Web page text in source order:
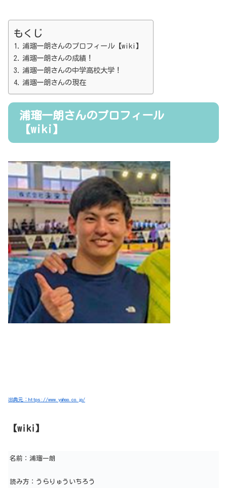
もくじ
浦瑠一朗さんのプロフィール【wiki】
浦瑠一朗さんの成績！
浦瑠一朗さんの中学高校大学！
浦瑠一朗さんの現在
浦瑠一朗さんのプロフィール
【wiki】
出典元：https://www.yahoo.co.jp/
【wiki】
名前：浦瑠一朗
読み方：うらりゅういちろう